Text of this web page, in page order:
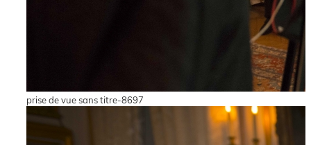
prise de vue sans titre-8697